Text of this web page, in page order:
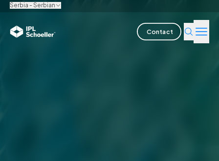
Serbia - Serbian
Contact